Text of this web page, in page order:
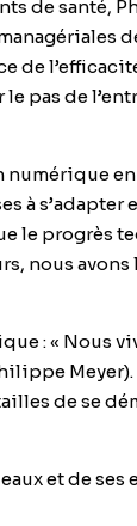
de santé,
de
le pas de
à s’adapter
le progrès
nous
: « Nous
de se
et de ses